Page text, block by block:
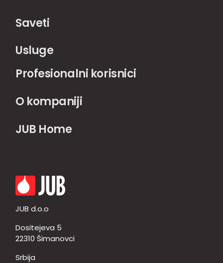
Saveti
Usluge
Profesionalni korisnici
O kompaniji
JUB Home
JUB d.o.o
Dositejeva 5
22310 Šimanovci
Srbija